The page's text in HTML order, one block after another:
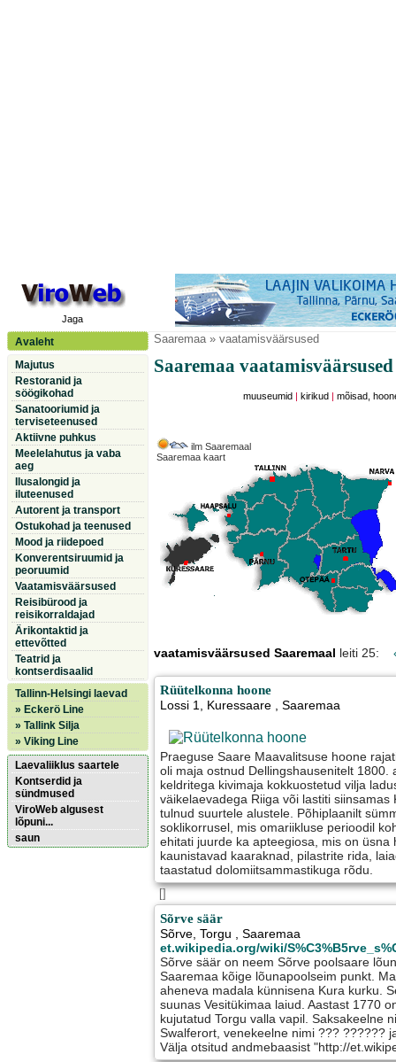
Jaga
Avaleht
Majutus
Restoranid ja
söögikohad
Sanatooriumid ja
terviseteenused
Aktiivne puhkus
Meelelahutus ja vaba
aeg
Ilusalongid ja
iluteenused
Autorent ja transport
Ostukohad ja teenused
Mood ja riidepoed
Konverentsiruumid ja
peoruumid
Vaatamisväärsused
Reisibürood ja
reisikorraldajad
Ärikontaktid ja
ettevõtted
Teatrid ja
kontserdisaalid
Tallinn-Helsingi laevad
» Eckerö Line
» Tallink Silja
» Viking Line
Laevaliiklus saartele
Kontserdid ja
sündmused
ViroWeb algusest
lõpuni...
saun
Saaremaa» vaatamisväärsused
Saaremaa vaatamisväärsused
muuseumid kirikud |mõisad,
ilm Saaremaal
Saaremaa kaart
vaatamisväärsused Saaremaal leiti 25:
Rüütelkonna hoone
Lossi 1, Kuressaare , Saaremaa
Praeguse Saare Maavalitsuse hoone
oli maja ostnud Dellingshausenitelt
keldritega kivimaja kokkuostetud vilja
väikelaevadega Riiga või lastiti
tulnud suurtele alustele. Põhiplaanilt
soklikorrusel, mis omariikluse perioodil
ehitati juurde ka apteegiosa, mis on
kaunistavad kaaraknad, pilastrite rida,
taastatud dolomiitsammastikuga rõdu.
[]
Sõrve säär
Sõrve,Torgu , Saaremaa
et.wikipedia.org/wiki/
Sõrve säär on neem Sõrve poolsaare
Saaremaa kõige lõunapoolseim punkt.
aheneva madala künnisena Kura kurku.
suunas Vesitükimaa laiud. Aastast 1770
kujutatud Torgu valla vapil. Saksakeelne
Swalferort, venekeelne nimi ??? ??????
Välja otsitud andmebaasist "http://